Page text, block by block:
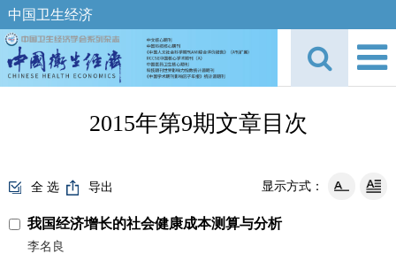
中国卫生经济
2015年第9期文章目次
全 选 导出 显示方式：
我国经济增长的社会健康成本测算与分析
李名良